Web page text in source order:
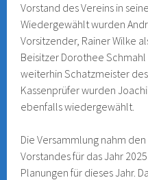
Vorstand des Vereins in
Wiedergewählt wurden
Vorsitzender, Rainer Wilke
Beisitzer Dorothee
weiterhin Schatzmeister
Kassenprüfer wurden
ebenfalls wiedergewählt.
Die Versammlung nahm
Vorstandes für das Jahr
Planungen für dieses Jahr.